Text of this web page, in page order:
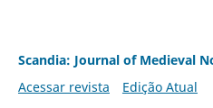
Scandia: Journal of Medieval
Acessar revista
Edição Atual